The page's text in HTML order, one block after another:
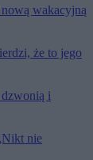
wakacyjną
że to jego
i
nie